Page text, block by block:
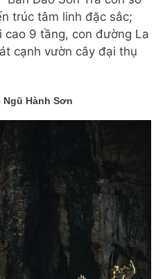
trúc tâm linh đặc sắc;
cao 9 tầng, con đường La
cạnh vườn cây đại thụ
Hành Sơn